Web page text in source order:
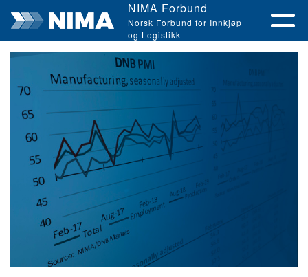
NIMA Forbund
Norsk Forbund for Innkjøp
og Logistikk